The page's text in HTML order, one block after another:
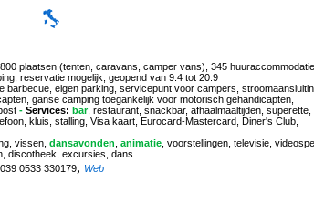
plaatsen (tenten, caravans, camper vans), 345
reservatie mogelijk, geopend van 9.4 tot 20.9
eigen parking, servicepunt voor campers,
ganse camping toegankelijk voor motorisch gehandicapten,
- Services: bar, restaurant, snackbar, afhaalmaaltijden, superette,
kluis, stalling, Visa kaart, Eurocard-Mastercard, Diner's Club,
vissen, dansavonden animatie , voorstellingen, televisie,
discotheek, excursies, dans
0533 330179, Web